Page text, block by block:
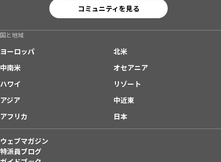
コミュニティを見る
国と地域
ヨーロッパ
北米
中南米
オセアニア
ハワイ
リゾート
アジア
中近東
アフリカ
日本
ウェブマガジン
特派員ブログ